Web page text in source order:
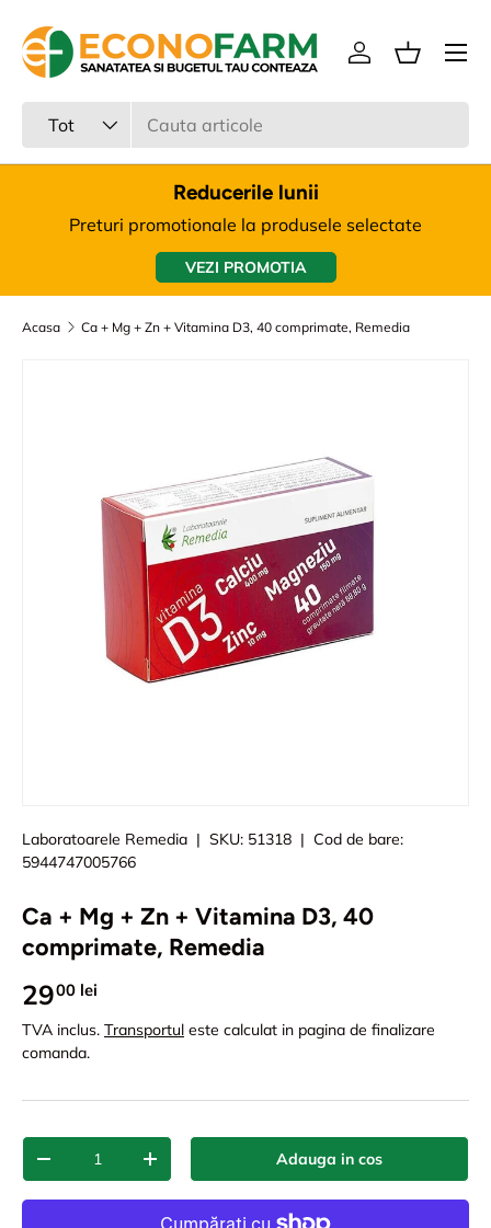
Sari la continut
Tot
Intra in cont
Cos
Meniu
Reducerile lunii
Preturi promotionale la produsele selectate
VEZI PROMOTIA
Acasa Ca + Mg + Zn + Vitamina D3, 40 comprimate, Remedia
Laboratoarele Remedia | SKU: 51318 | Cod de bare:
5944747005766
Ca + Mg + Zn + Vitamina D3, 40
comprimate, Remedia
2900 lei
TVA inclus. Transportul este calculat in pagina de finalizare
comanda.
Cant.
-
+ Adauga in cos